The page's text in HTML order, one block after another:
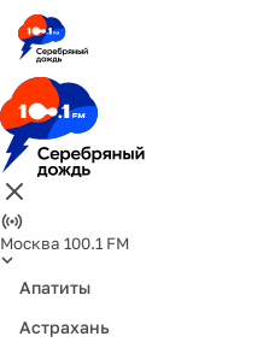
Москва 100.1 FM
Апатиты
Астрахань